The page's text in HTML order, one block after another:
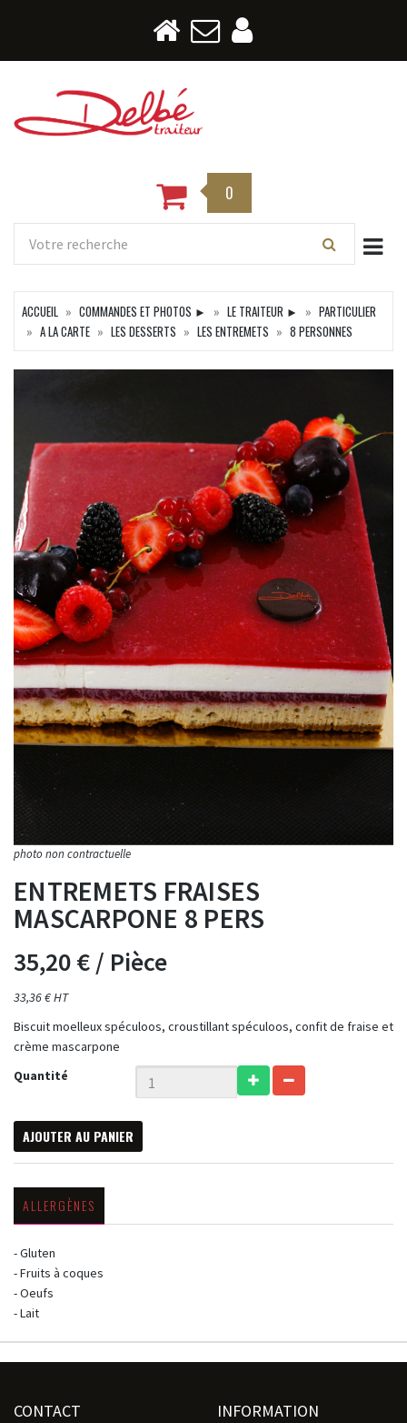
0
ACCUEIL COMMANDES ET PHOTOS ► LE TRAITEUR ►
PARTICULIER
A LA CARTE
LES DESSERTS LES ENTREMETS 8 PERSONNES
ENTREMETS FRAISES
MASCARPONE 8 PERS
35,20 €/ Pièce
33,36 € HT
Biscuit moelleux spéculoos, croustillant spéculoos, confit de fraise et
crème mascarpone
Quantité
AJOUTER AU PANIER
ALLERGÈNES
- Gluten
- Fruits à coques
- Oeufs
- Lait
CONTACT INFORMATION